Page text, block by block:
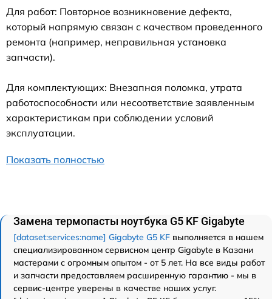
Для работ: Повторное возникновение дефекта,
который напрямую связан с качеством проведенного
ремонта (например, неправильная установка
запчасти).
Для комплектующих: Внезапная поломка, утрата
работоспособности или несоответствие заявленным
характеристикам при соблюдении условий
эксплуатации.
Показать полностью
Замена термопасты ноутбука G5 KF Gigabyte
[dataset:services:name] Gigabyte G5 KF выполняется в нашем
специализированном сервисном центр Gigabyte в Казани
мастерами с огромным опытом - от 5 лет. На все виды работ
и запчасти предоставляем расширенную гарантию - мы в
сервис-центре уверены в качестве наших услуг.